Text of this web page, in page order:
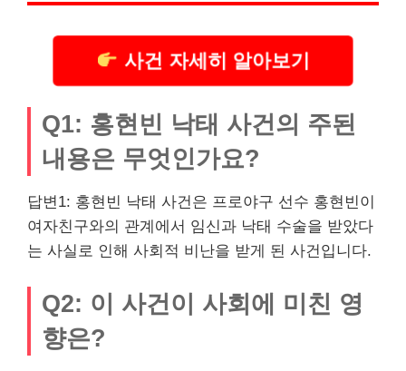
사건 자세히 알아보기
Q1: 홍현빈 낙태 사건의 주된
내용은 무엇인가요?
답변1: 홍현빈 낙태 사건은 프로야구 선수 홍현빈이
여자친구와의 관계에서 임신과 낙태 수술을 받았다
는 사실로 인해 사회적 비난을 받게 된 사건입니다.
Q2: 이 사건이 사회에 미친 영
향은?